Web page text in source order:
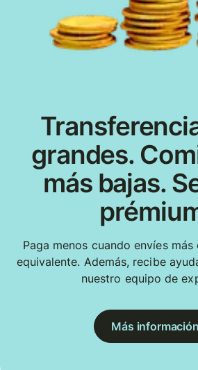
grandes.
más bajas.
Paga menos cuando envíes
equivalente. Además, recibe
nuestro equipo de
Más información